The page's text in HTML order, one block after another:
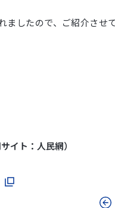
したので、ご紹介させ
イト：人民網）